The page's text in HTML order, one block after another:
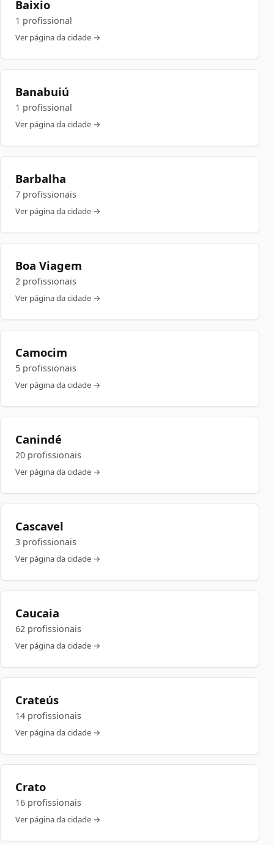
Baixio
1 profissional
Ver página da cidade →
Banabuiú
1 profissional
Ver página da cidade →
Barbalha
7 profissionais
Ver página da cidade →
Boa Viagem
2 profissionais
Ver página da cidade →
Camocim
5 profissionais
Ver página da cidade →
Canindé
20 profissionais
Ver página da cidade →
Cascavel
3 profissionais
Ver página da cidade →
Caucaia
62 profissionais
Ver página da cidade →
Crateús
14 profissionais
Ver página da cidade →
Crato
16 profissionais
Ver página da cidade →